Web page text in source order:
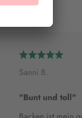
Sanni B.
"Bunt und toll"